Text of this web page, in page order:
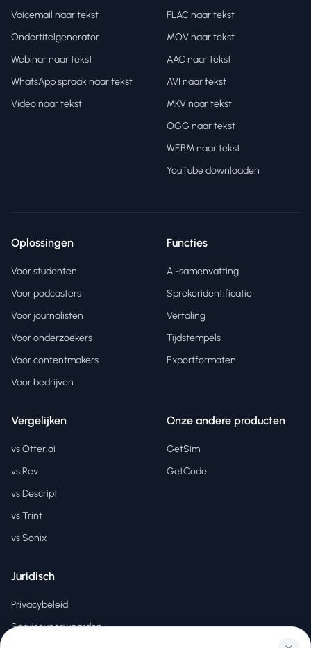
Voicemail naar tekst
Ondertitelgenerator
Webinar naar tekst
WhatsApp spraak naar tekst
Video naar tekst
FLAC naar tekst
MOV naar tekst
AAC naar tekst
AVI naar tekst
MKV naar tekst
OGG naar tekst
WEBM naar tekst
YouTube downloaden
Oplossingen
Voor studenten
Voor podcasters
Voor journalisten
Voor onderzoekers
Voor contentmakers
Voor bedrijven
Functies
AI-samenvatting
Sprekeridentificatie
Vertaling
Tijdstempels
Exportformaten
Vergelijken
vs Otter.ai
vs Rev
vs Descript
vs Trint
vs Sonix
Onze andere producten
GetSim
GetCode
Juridisch
Privacybeleid
Servicevoorwaarden